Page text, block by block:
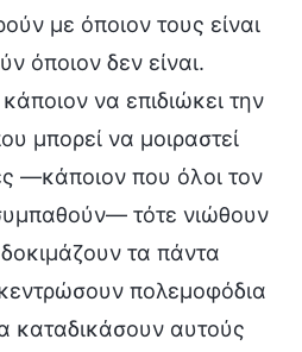
με όποιον τους είναι
όποιον δεν είναι.
να επιδιώκει την
μπορεί να μοιραστεί
—κάποιον που όλοι τον
τότε νιώθουν
τα πάντα
πολεμοφόδια
καταδικάσουν αυτούς